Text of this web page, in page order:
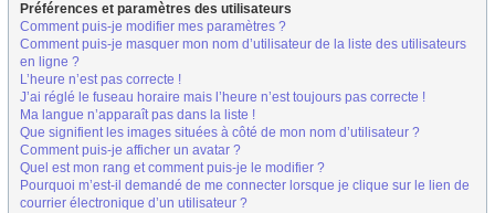
Préférences et paramètres des utilisateurs
Comment puis-je modifier mes paramètres ?
Comment puis-je masquer mon nom d’utilisateur de la liste des utilisateurs
en ligne ?
L’heure n’est pas correcte !
J’ai réglé le fuseau horaire mais l’heure n’est toujours pas correcte !
Ma langue n’apparaît pas dans la liste !
Que signifient les images situées à côté de mon nom d’utilisateur ?
Comment puis-je afficher un avatar ?
Quel est mon rang et comment puis-je le modifier ?
Pourquoi m’est-il demandé de me connecter lorsque je clique sur le lien de
courrier électronique d’un utilisateur ?